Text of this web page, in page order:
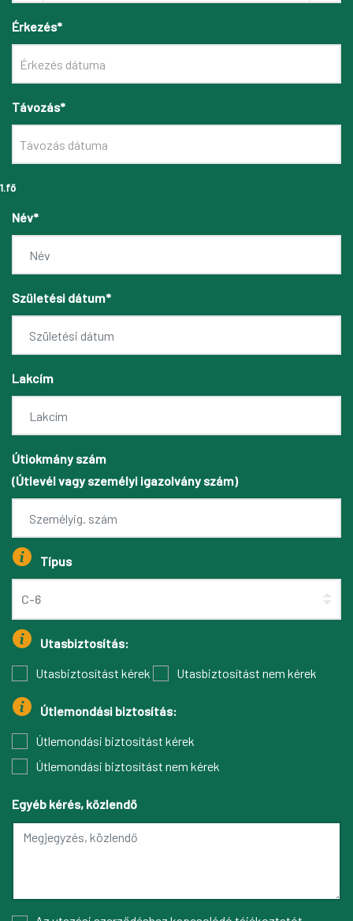
Érkezés*
Távozás*
1.fő
Név*
Születési dátum*
Lakcím
Útiokmány szám
(Útlevél vagy személyi igazolvány szám)
Típus
Utasbiztosítás:
Utasbiztosítást kérek
Utasbiztosítást nem kérek
Útlemondási biztosítás:
Útlemondási biztosítást kérek
Útlemondási biztosítást nem kérek
Egyéb kérés, közlendő